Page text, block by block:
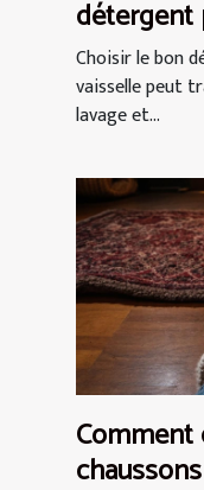
détergent
vaisselle ?
Choisir le bon
vaisselle peut
lavage et...